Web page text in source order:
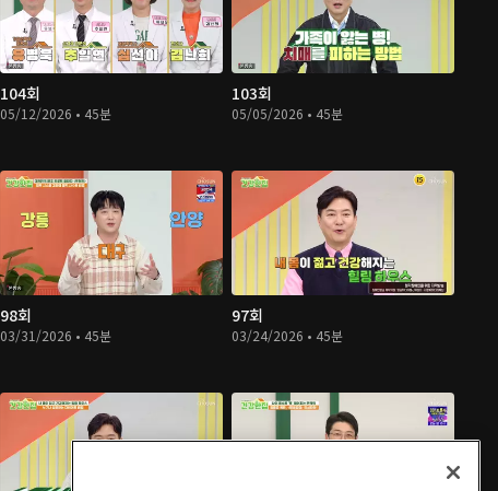
104회
05/12/2026 • 45분
103회
05/05/2026 • 45분
98회
03/31/2026 • 45분
97회
03/24/2026 • 45분